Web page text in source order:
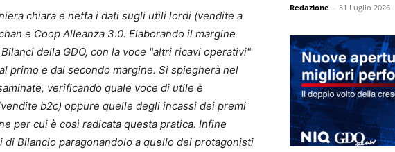
chiara e netta i dati sugli utili lordi (vendite a
e Coop Alleanza 3.0. Elaborando il margine
della GDO, con la voce "altri ricavi operativi"
primo e dal secondo margine. Si spiegherà nel
verificando quale voce di utile è
b2c) oppure quelle degli incassi dei premi
per cui è così radicata questa pratica. Infine
Bilancio paragonandolo a quello dei protagonisti
Redazione - 31 Luglio 2026